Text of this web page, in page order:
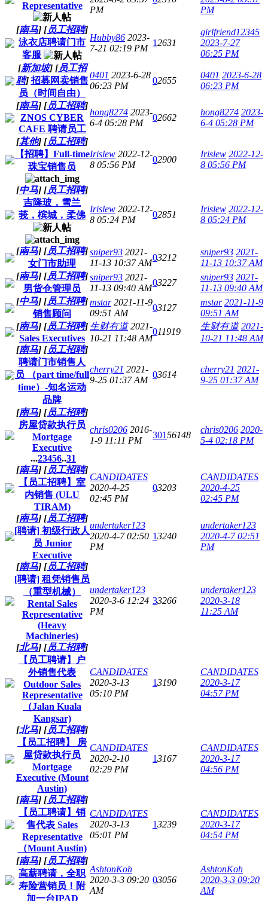
Representative
PM
PM
[南马] [员工招聘]
泳衣店聘请门市
客服
Hubby86 2023-
7-21 02:19 PM
12631
girlfriend12345
2023-7-27
06:25 PM
[新加坡] [员工招
聘] 招募网卖销售
员（时间自由）
0401 2023-6-28
06:23 PM
02655
0401 2023-6-28
06:23 PM
[南马] [员工招聘]
ZNOS CYBER
CAFE 聘请员工
hong8274 2023-
6-4 05:28 PM
02662
hong8274 2023-
6-4 05:28 PM
[其他] [员工招聘]
【招聘】Full-time
珠宝销售员
Irislew 2022-12-
8 05:56 PM
02900
Irislew 2022-12-
8 05:56 PM
[中马] [员工招聘]
吉隆玻，雪兰
莪，槟城，柔佛
Irislew 2022-12-
8 05:24 PM
02851
Irislew 2022-12-
8 05:24 PM
[南马] [员工招聘]
女门市助理
sniper93 2021-
11-13 10:37 AM
03212
sniper93 2021-
11-13 10:37 AM
[南马] [员工招聘]
男货仓管理员
sniper93 2021-
11-13 09:40 AM
03227
sniper93 2021-
11-13 09:40 AM
[中马] [员工招聘]
销售顾问
mstar 2021-11-9
09:51 AM
03127
mstar 2021-11-9
09:51 AM
[南马] [员工招聘]
Sales Executives
生财有道 2021-
10-21 11:48 AM
011919
生财有道 2021-
10-21 11:48 AM
[南马] [员工招聘]
聘请门市销售人
员 （part time/full
time）-知名运动
品牌
cherry21 2021-
9-25 01:37 AM
03614
cherry21 2021-
9-25 01:37 AM
[南马] [员工招聘]
房屋贷款执行员
Mortgage
Executive
...23456..31
chris0206 2016-
1-9 11:11 PM
30156148
chris0206 2020-
5-4 02:18 PM
[南马] [员工招聘]
【员工招聘】室
内销售 (ULU
TIRAM)
CANDIDATES
2020-4-25
02:45 PM
03203
CANDIDATES
2020-4-25
02:45 PM
[南马] [员工招聘]
[聘请] 初级行政人
员 Junior
Executive
undertaker123
2020-4-7 02:50
PM
13240
undertaker123
2020-4-7 02:51
PM
[南马] [员工招聘]
[聘请] 租凭销售员
（重型机械）
Rental Sales
Representative
(Heavy
Machineries)
undertaker123
2020-3-6 12:24
PM
33266
undertaker123
2020-3-18
11:25 AM
[北马] [员工招聘]
【员工聘请】户
外销售代表
Outdoor Sales
Representative
（Jalan Kuala
Kangsar)
CANDIDATES
2020-3-13
05:10 PM
13190
CANDIDATES
2020-3-17
04:57 PM
[北马] [员工招聘]
【员工招聘】 房
屋贷款执行员
Mortgage
Executive (Mount
Austin)
CANDIDATES
2020-2-10
02:29 PM
13167
CANDIDATES
2020-3-17
04:56 PM
[南马] [员工招聘]
【员工聘请】销
售代表 Sales
Representative
（Mount Austin)
CANDIDATES
2020-3-13
05:01 PM
13239
CANDIDATES
2020-3-17
04:54 PM
[南马] [员工招聘]
高薪聘请，全职
寿险营销员！附
加一台IPAD
AshtonKoh
2020-3-3 09:20
AM
03056
AshtonKoh
2020-3-3 09:20
AM